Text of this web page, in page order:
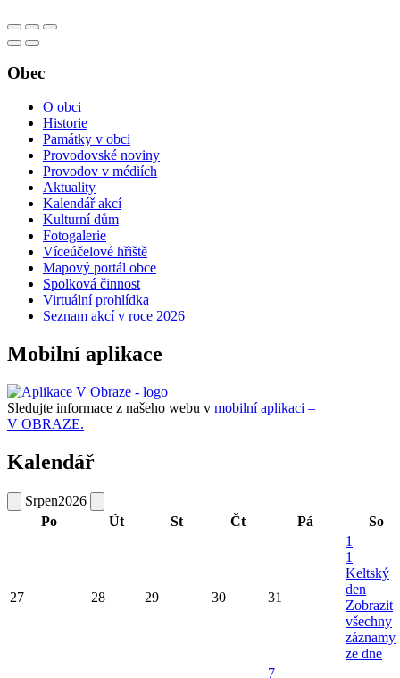
Obec
O obci
Historie
Památky v obci
Provodovské noviny
Provodov v médiích
Aktuality
Kalendář akcí
Kulturní dům
Fotogalerie
Víceúčelové hřiště
Mapový portál obce
Spolková činnost
Virtuální prohlídka
Seznam akcí v roce 2026
Mobilní aplikace
Sledujte informace z našeho webu v mobilní aplikaci –
V OBRAZE.
Kalendář
Srpen2026
Po
Út St Čt Pá So
27 28 29 30 31
1
1
Keltský
den
Zobrazit
všechny
záznamy
ze dne
7